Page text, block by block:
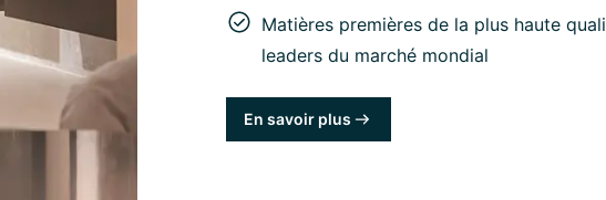
Matières premières de la plus haute
leaders du marché mondial
En savoir plus